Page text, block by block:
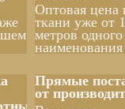
Оптовая цена
ткани уже от
метров одного
наименования
Прямые
от